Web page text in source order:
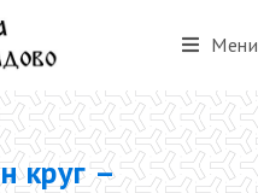
Мени
круг –